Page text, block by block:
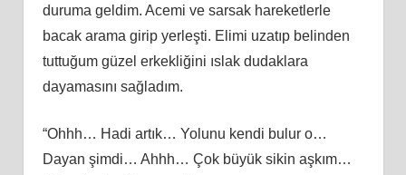
duruma geldim. Acemi ve sarsak hareketlerle
bacak arama girip yerleşti. Elimi uzatıp belinden
tuttuğum güzel erkekliğini ıslak dudaklara
dayamasını sağladım.
“Ohhh… Hadi artık… Yolunu kendi bulur o…
Dayan şimdi… Ahhh… Çok büyük sikin aşkım…